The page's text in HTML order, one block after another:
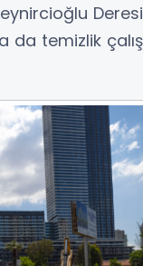
temizlik